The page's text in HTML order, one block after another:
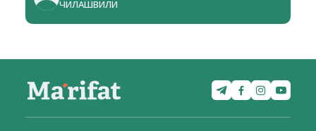
ЧИЛАШВИЛИ